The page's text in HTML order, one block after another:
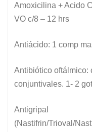
Amoxicilina + Acido
VO c/8 – 12 hrs
Antiácido: 1 comp
Antibiótico oftálmico:
conjuntivales. 1- 2
Antigripal
(Nastifrin/Trioval/